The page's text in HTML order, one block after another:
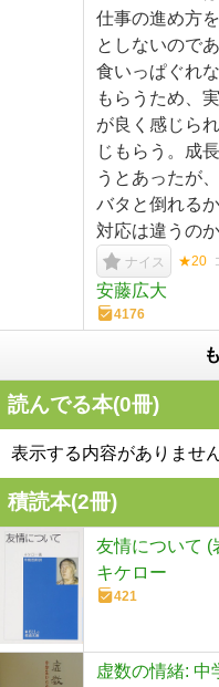
仕事の進め方
としないので
食いっぱぐれ
もらうため、
が良く感じら
じもらう。成
うとあったが
バタと倒れる
対応は違うの
ナイス ★20
安藤広大
4176
読んでる本(0冊)
表示する内容がありませ
積読本(2冊)
友情について (
キケロー
421
虚数の情緒: 中